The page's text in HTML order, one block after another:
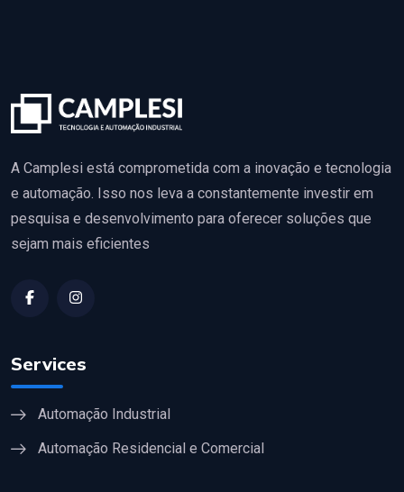
A Camplesi está comprometida com a inovação e tecnologia
e automação. Isso nos leva a constantemente investir em
pesquisa e desenvolvimento para oferecer soluções que
sejam mais eficientes
Services
Automação Industrial
Automação Residencial e Comercial